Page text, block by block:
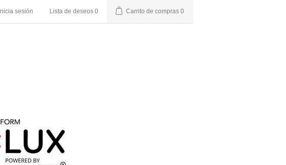
Inicia sesión Lista de deseos 0 Carrito de compras 0